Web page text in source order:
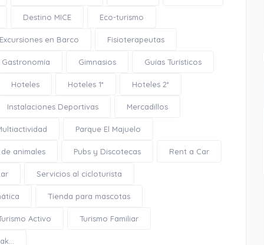
Destino MICE Eco-turismo
Excursiones en Barco Fisioterapeutas
Gastronomía Gimnasios Guías Turísticos
Hoteles Hoteles 1* Hoteles 2*
Instalaciones Deportivas Mercadillos
Parque El Majuelo
animales Pubs y Discotecas Rent a Car
Servicios al cicloturista
Tienda para mascotas
Activo Turismo Familiar
Iglesia de San José
0.08 Km
Cómo llegar Ver en google maps